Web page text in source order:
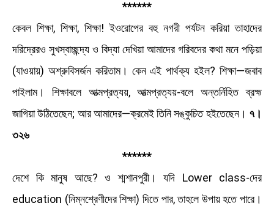
******
কেবল শিক্ষা, শিক্ষা, শিক্ষা! ইওরােপের বহু নগরী পর্যটন করিয়া তাহাদের
দরিদ্রেরও সুখস্বাচ্ছন্দ্য ও বিদ্যা দেখিয়া আমাদের গরিবদের কথা মনে পড়িয়া
(যাওয়ায়) অশ্রুবিসর্জন করিতাম। কেন এই পার্থক্য হইল? শিক্ষা—জবাব
পাইলাম। শিক্ষাবলে আত্মপ্রত্যয়, আত্মপ্রত্যয়-বলে অন্তর্নিহিত ব্রহ্ম
জাগিয়া উঠিতেছেন; আর আমাদের—ক্রমেই তিনি সঙ্কুচিত হইতেছেন। ৭।
৩২৬
******
দেশে কি মানুষ আছে? ও শ্মশানপুরী। যদি Lower class-দের
education (নিম্নশ্রেণীদের শিক্ষা) দিতে পার, তাহলে উপায় হতে পারে।